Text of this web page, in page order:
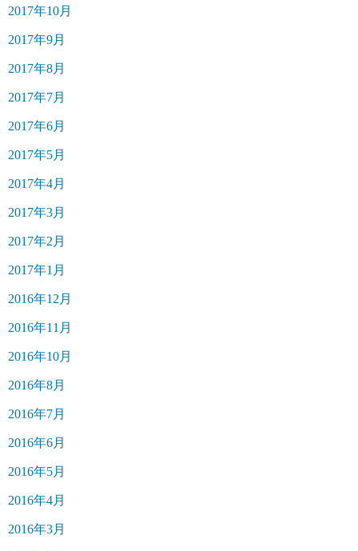
2017年10月
2017年9月
2017年8月
2017年7月
2017年6月
2017年5月
2017年4月
2017年3月
2017年2月
2017年1月
2016年12月
2016年11月
2016年10月
2016年8月
2016年7月
2016年6月
2016年5月
2016年4月
2016年3月